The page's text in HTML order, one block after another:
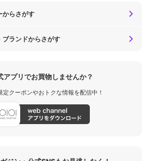
からさがす
ブランドからさがす
アプリでお買物しませんか？
定クーポンやおトクな情報を配信中！